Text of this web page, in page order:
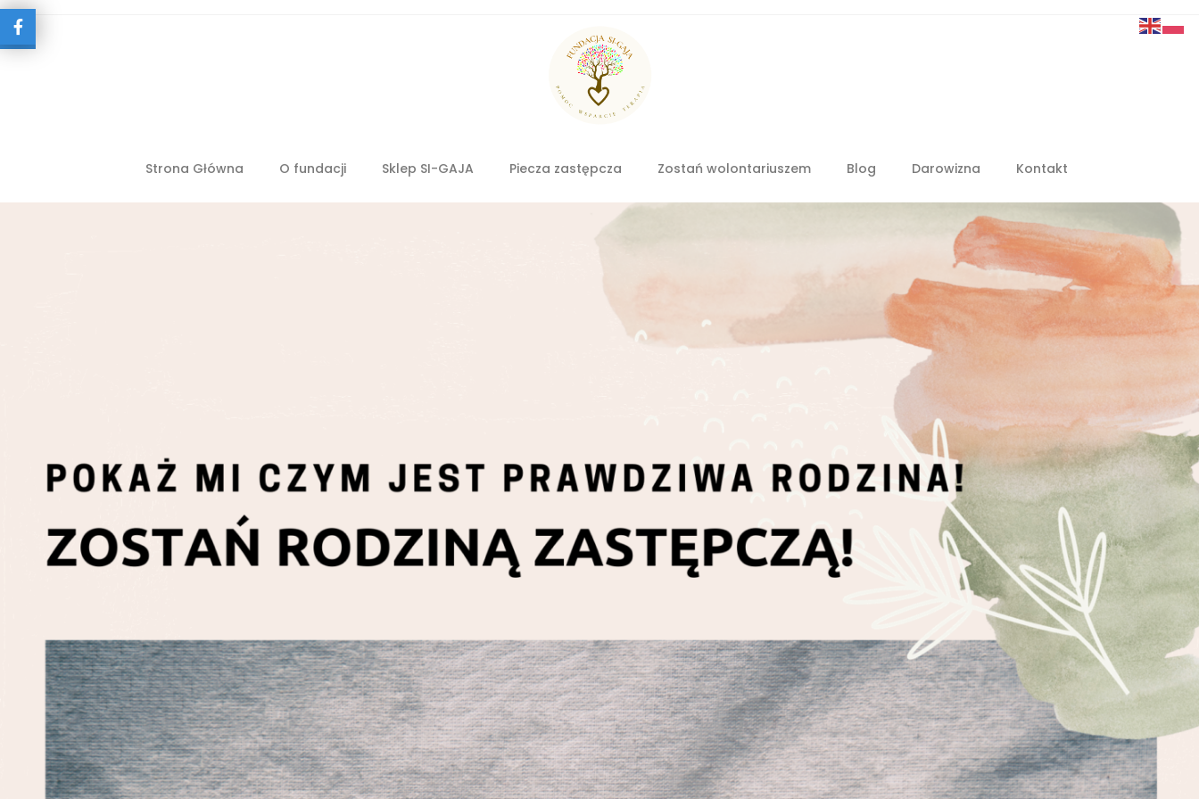
Strona Główna O fundacji Sklep SI-GAJA Piecza zastępcza Zostań wolontariuszem Blog Darowizna Kontakt